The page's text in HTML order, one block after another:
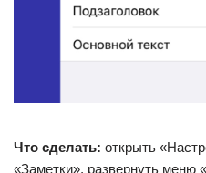
Что сделать: открыть
«Заметки», развернуть меню